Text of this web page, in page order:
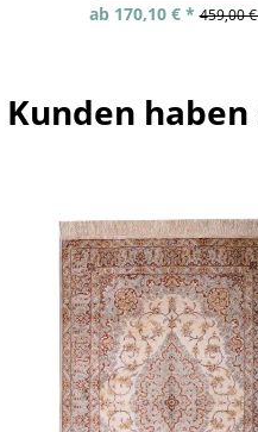
ab 170,10 € * 459,00
Kunden